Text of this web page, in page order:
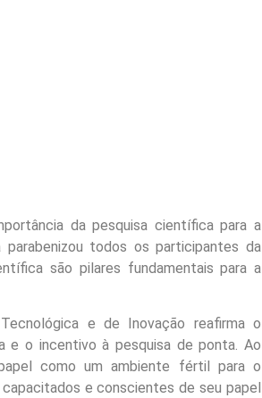
da pesquisa científica para a
todos os participantes da
são pilares fundamentais para a
e de Inovação reafirma o
e o incentivo à pesquisa de ponta. Ao
como um ambiente fértil para o
e conscientes de seu papel